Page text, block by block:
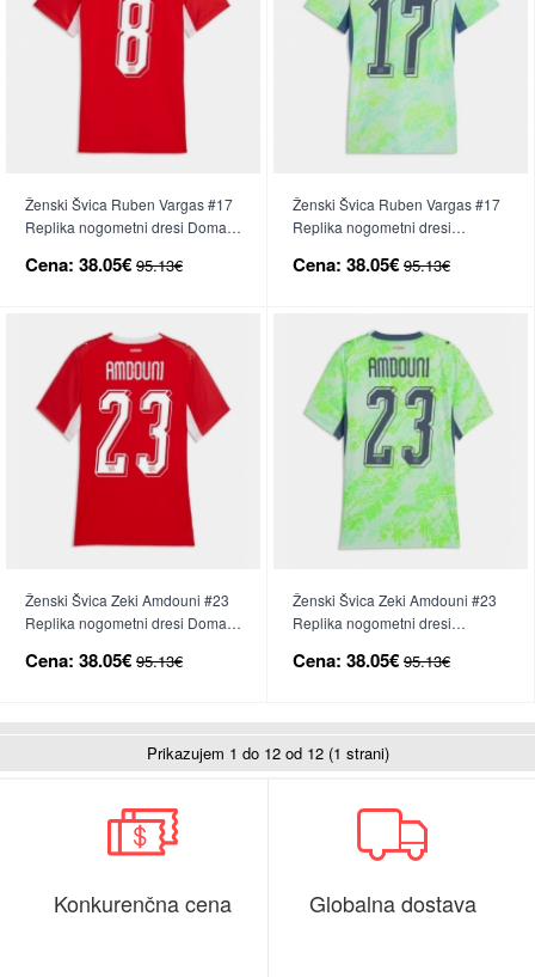
Ženski Švica Ruben Vargas #17
Replika nogometni dresi Domači
Cena: 38.05€ 95.13€
Ženski Švica Ruben Vargas #17
Replika nogometni dresi
Cena: 38.05€ 95.13€
Ženski Švica Zeki Amdouni #23
Replika nogometni dresi Domači
Cena: 38.05€ 95.13€
Ženski Švica Zeki Amdouni #23
Replika nogometni dresi
Cena: 38.05€ 95.13€
Prikazujem 1 do 12 od 12 (1 strani)
Konkurenčna cena Globalna dostava